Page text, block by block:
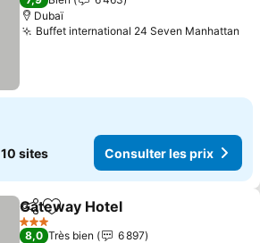
Dubaï
Buffet international 24 Seven Manhattan
10 sites Consulter les prix
PartagerAjouter à mes favoris
Gateway Hotel
3 Étoiles
8,0 Très bien
6 897